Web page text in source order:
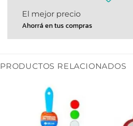
El mejor precio
Ahorrá en tus compras
PRODUCTOS RELACIONADOS